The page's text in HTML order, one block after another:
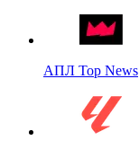
АПЛ Top News